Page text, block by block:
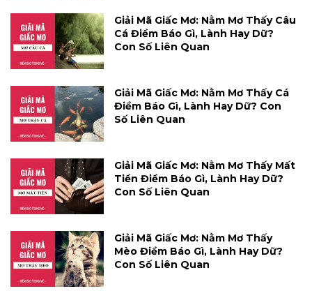
Giải Mã Giấc Mơ: Nằm Mơ Thấy Câu
Cá Điềm Báo Gì, Lành Hay Dữ?
Con Số Liên Quan
Giải Mã Giấc Mơ: Nằm Mơ Thấy Cá
Điềm Báo Gì, Lành Hay Dữ? Con
Số Liên Quan
Giải Mã Giấc Mơ: Nằm Mơ Thấy Mất
Tiền Điềm Báo Gì, Lành Hay Dữ?
Con Số Liên Quan
Giải Mã Giấc Mơ: Nằm Mơ Thấy
Mèo Điềm Báo Gì, Lành Hay Dữ?
Con Số Liên Quan